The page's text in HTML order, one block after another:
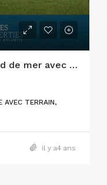
Maison de campagne en bord de mer avec grand terrain sur l’île de Pico
AVEC TERRAIN,
il y a4 ans